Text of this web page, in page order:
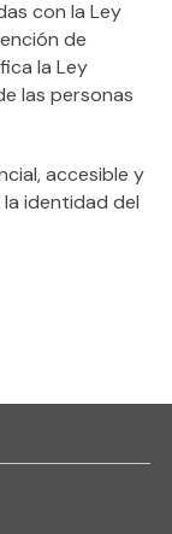
con la Ley
de
la Ley
las personas
accesible y
identidad del